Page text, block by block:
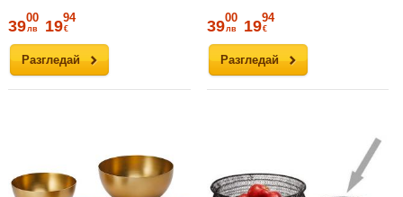
Разгледай
3900
лв 1994
€
Разгледай
3900
лв 1994
€